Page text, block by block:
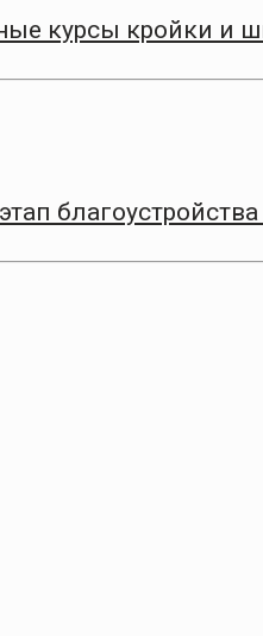
курсы кройки и